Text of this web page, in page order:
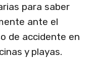
para saber
ante el
de accidente en
y playas.